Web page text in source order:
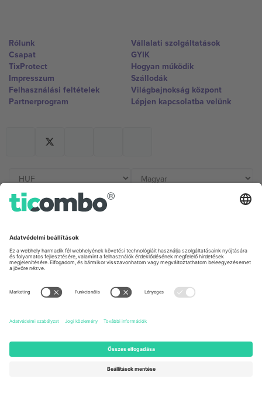
Rólunk
Csapat
TixProtect
Impresszum
Felhasználási feltételek
Partnerprogram
Vállalati szolgáltatások
GYIK
Hogyan működik
Szállodák
Világbajnokság központ
Lépjen kapcsolatba velünk
Germany
Unter den Linden 24, 10117
Berlin, Germany
United Kingdom
167 City Road, London, Greater
Newark, Delaware 19713, United
States
Engelberg, Switzerland